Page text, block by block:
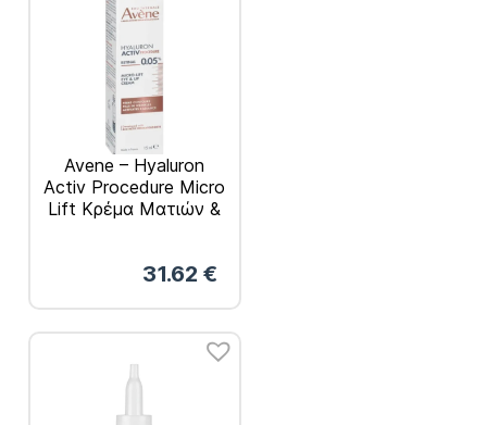
Avene – Hyaluron
Activ Procedure Micro
Lift Κρέμα Ματιών &
31.62 €